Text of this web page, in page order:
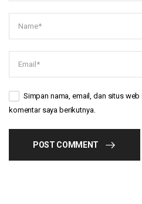
Simpan nama, email, dan situs
komentar saya berikutnya.
POST COMMENT